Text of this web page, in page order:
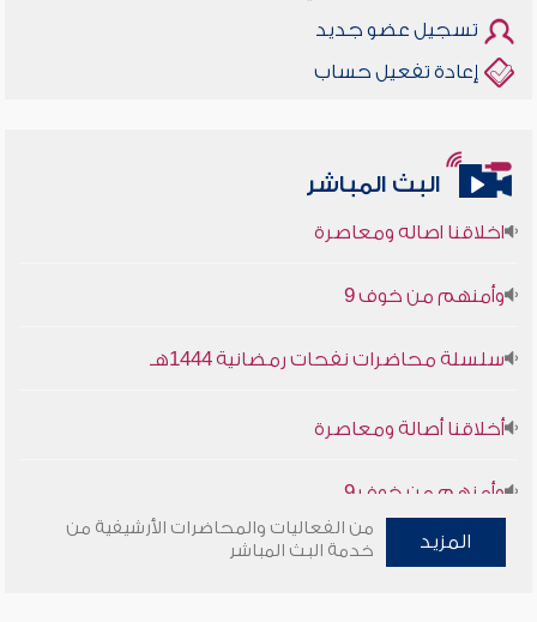
تسجيل عضو جديد
إعادة تفعيل حساب
البث المباشر
أخلاقنا أصالة ومعاصرة
سلسلة محاضرات نفحات رمضانية 1444هـ
المزيد
من الفعاليات والمحاضرات الأرشيفية من
خدمة البث المباشر